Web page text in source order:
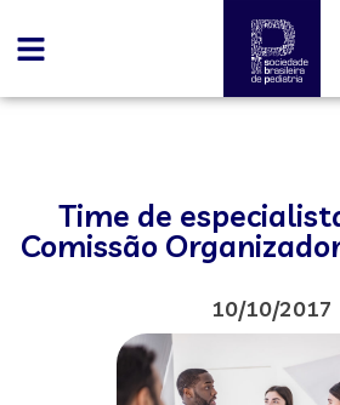
Time de
Comissão
10/10/2017